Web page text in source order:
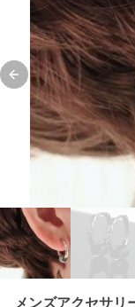
Previous slide
メンズアクセサリ